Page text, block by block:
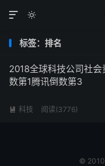


标签：排名
2018全球科技公司社
数第1腾讯倒数第3
 科技 阅读(3776)
©